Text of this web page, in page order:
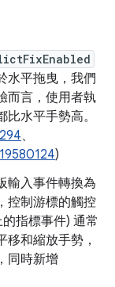
水平拖曳，我們
而言，使用者執
水平手勢高。
、
)
輸入事件轉換為
控制游標的觸控
指標事件) 通常
和縮放手勢，
同時新增